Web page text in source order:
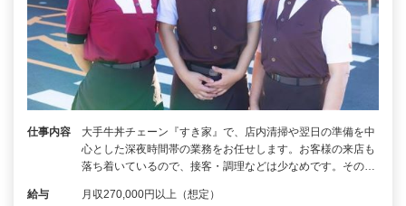
仕事内容
大手牛丼チェーン『すき家』で、店内清掃や翌日の準備を中
心とした深夜時間帯の業務をお任せします。お客様の来店も
落ち着いているので、接客・調理などは少なめです。その…
給与 月収270,000円以上（想定）